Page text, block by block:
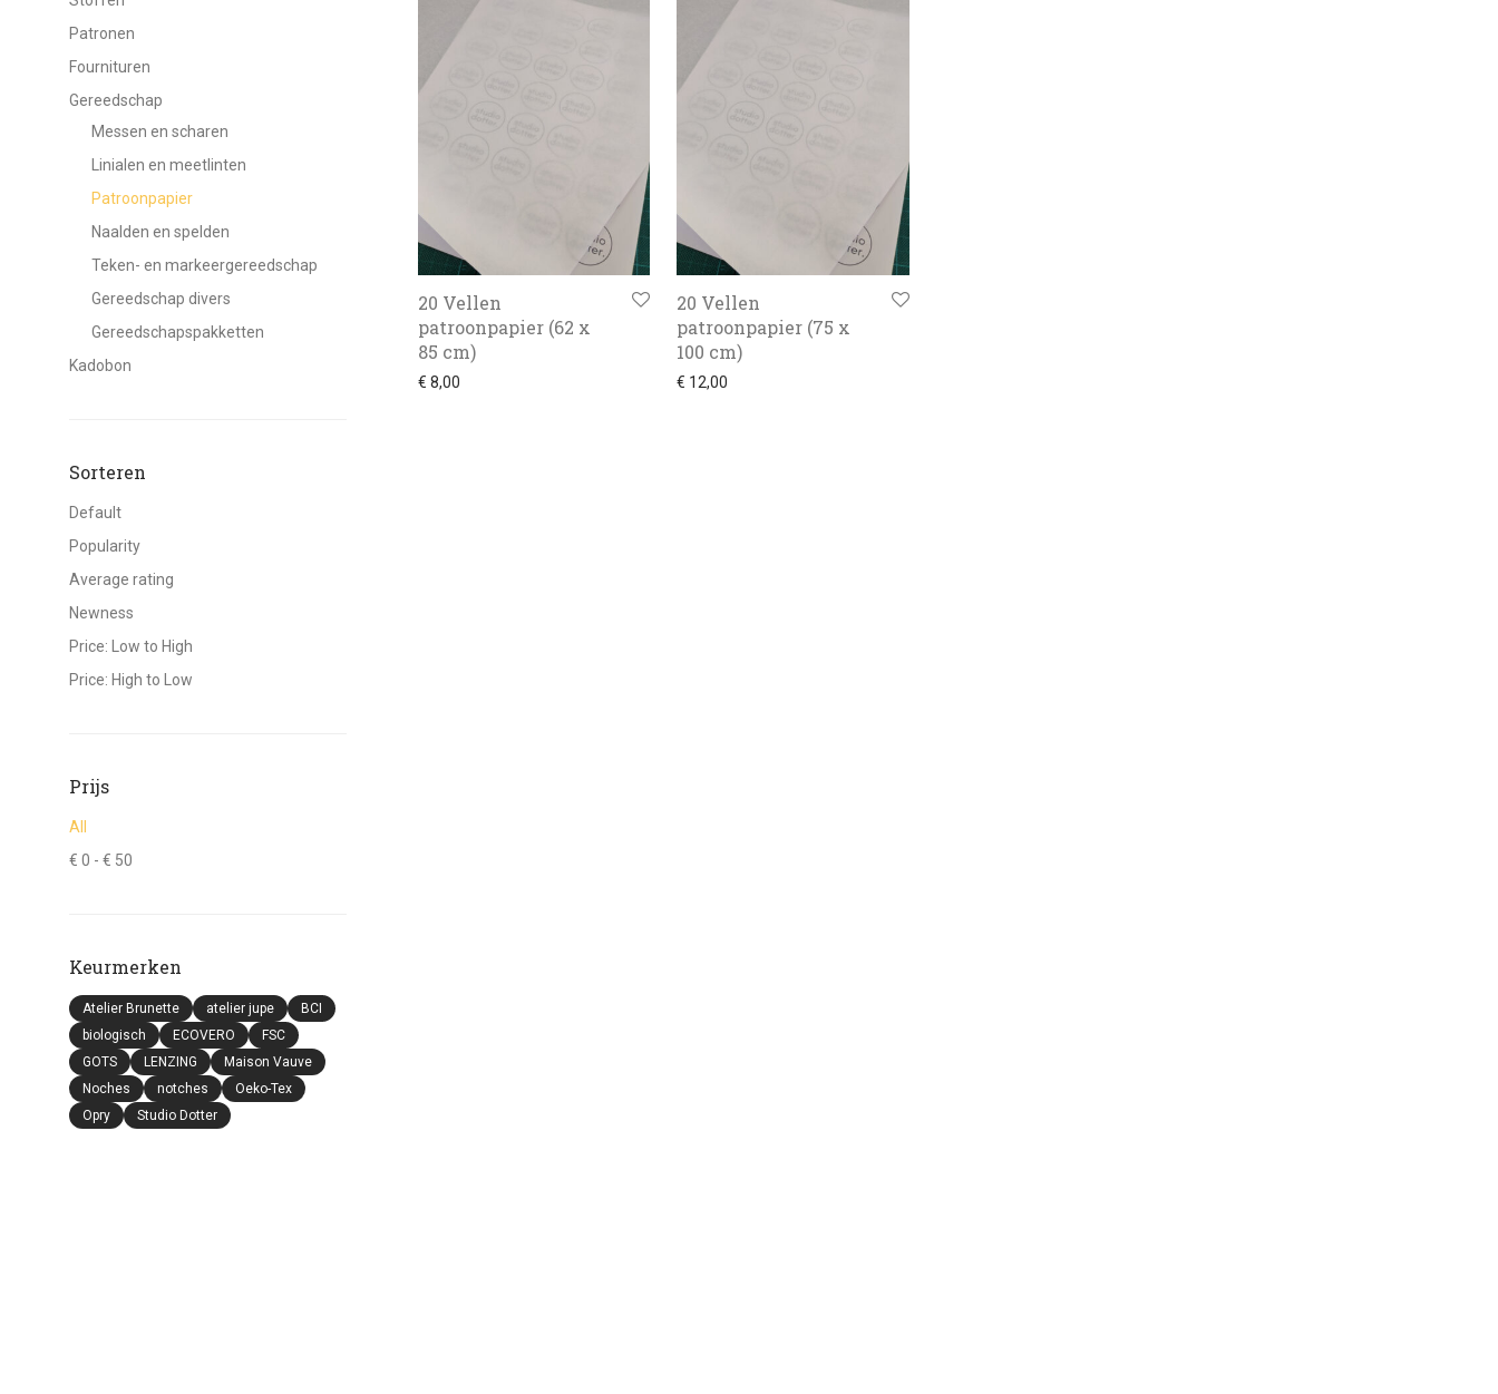
Patronen
Fournituren
Gereedschap
Messen en scharen
Linialen en meetlinten
Patroonpapier
Naalden en spelden
Teken- en markeergereedschap
Gereedschap divers
Gereedschapspakketten
Kadobon
Sorteren
Default
Popularity
Average rating
Newness
Price: Low to High
Price: High to Low
Prijs
All
€ 0 - € 50
Keurmerken
Atelier Brunette atelier jupe
BCI
biologisch
ECOVERO
FSC
GOTS
LENZING
Maison Vauve
Noches
notches
Oeko-Tex
Opry
Studio Dotter
20 Vellen
patroonpapier (62 x
85 cm)
€ 8,00
20 Vellen
patroonpapier (75 x
100 cm)
€ 12,00